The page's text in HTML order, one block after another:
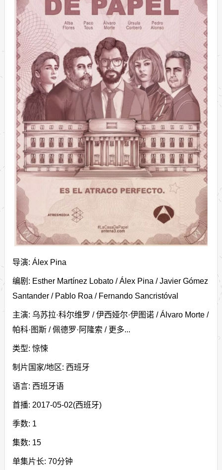
导演: Álex Pina
编剧: Esther Martínez Lobato / Álex Pina / Javier Gómez
Santander / Pablo Roa / Fernando Sancristóval
主演: 乌苏拉·科尔维罗 / 伊西娅尔·伊图诺 / Álvaro Morte /
帕科·图斯 / 佩德罗·阿隆索 / 更多...
类型: 惊悚
制片国家/地区: 西班牙
语言: 西班牙语
首播: 2017-05-02(西班牙)
季数: 1
集数: 15
单集片长: 70分钟